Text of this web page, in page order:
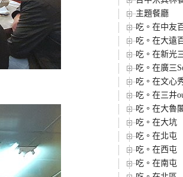
主題餐廳
吃。在中友
吃。在大遠
吃。在新光
吃。在廣三
吃。在文心
吃。在三井
吃。在大魯
吃。在大坑
吃。在北屯
吃。在西屯
吃。在南屯